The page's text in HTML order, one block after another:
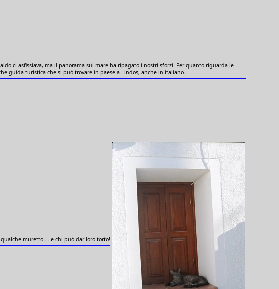
ci asfissiava, ma il panorama sul mare ha ripagato i nostri sforzi. Per quanto riguarda le
guida turistica che si può trovare in paese a Lindos, anche in italiano.
muretto ... e chi può dar loro torto!